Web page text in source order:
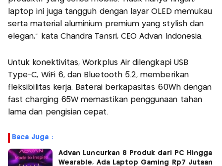
laptop ini juga tangguh dengan layar OLED memukau
serta material aluminium premium yang stylish dan
elegan,” kata Chandra Tansri, CEO Advan Indonesia.
Untuk konektivitas, Workplus Air dilengkapi USB
Type-C, WiFi 6, dan Bluetooth 5.2, memberikan
fleksibilitas kerja. Baterai berkapasitas 60Wh dengan
fast charging 65W memastikan penggunaan tahan
lama dan pengisian cepat.
Baca Juga :
Advan Luncurkan 8 Produk dari PC Hingga
Wearable, Ada Laptop Gaming Rp7 Jutaan